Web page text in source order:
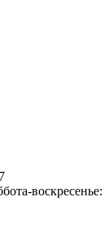
воскресенье: